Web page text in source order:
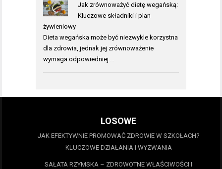
Jak zrównoważyć dietę wegańską:
Kluczowe składniki i plan
żywieniowy
Dieta wegańska może być niezwykle korzystna
dla zdrowia, jednak jej zrównoważenie
wymaga odpowiedniej …
LOSOWE
JAK EFEKTYWNIE PROMOWAĆ ZDROWIE W SZKOŁACH?
KLUCZOWE DZIAŁANIA I WYZWANIA
SAŁATA RZYMSKA – ZDROWOTNE WŁAŚCIWOŚCI I